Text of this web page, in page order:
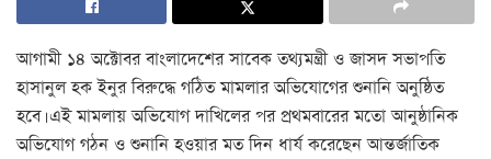
আগামী ১৪ অক্টোবর বাংলাদেশের সাবেক তথ্যমন্ত্রী ও জাসদ সভাপতি
হাসানুল হক ইনুর বিরুদ্ধে গঠিত মামলার অভিযোগের শুনানি অনুষ্ঠিত
হবে। এই মামলায় অভিযোগ দাখিলের পর প্রথমবারের মতো আনুষ্ঠানিক
অভিযোগ গঠন ও শুনানি হওয়ার মত দিন ধার্য করেছেন আন্তর্জাতিক